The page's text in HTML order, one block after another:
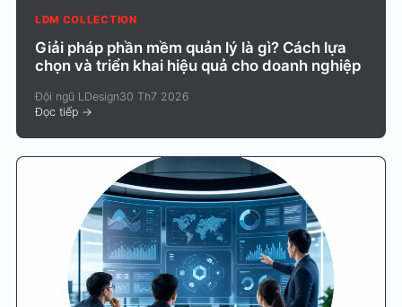
LDM COLLECTION
Giải pháp phần mềm quản lý là gì? Cách lựa
chọn và triển khai hiệu quả cho doanh nghiệp
Đội ngũ LDesign30 Th7 2026
Đọc tiếp ->